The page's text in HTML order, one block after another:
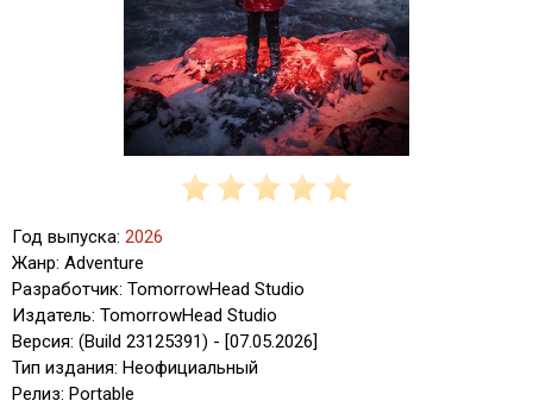
Год выпуска: 2026
Жанр: Adventure
Разработчик: TomorrowHead Studio
Издатель: TomorrowHead Studio
Версия: (Build 23125391) - [07.05.2026]
Тип издания: Неофициальный
Релиз: Portable